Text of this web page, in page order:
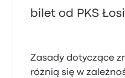
bilet od PKS
Zasady dotyczące
różnią się w